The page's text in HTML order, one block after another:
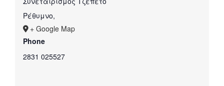
Ρέθυμνο,
+ Google Map
Phone
2831 025527